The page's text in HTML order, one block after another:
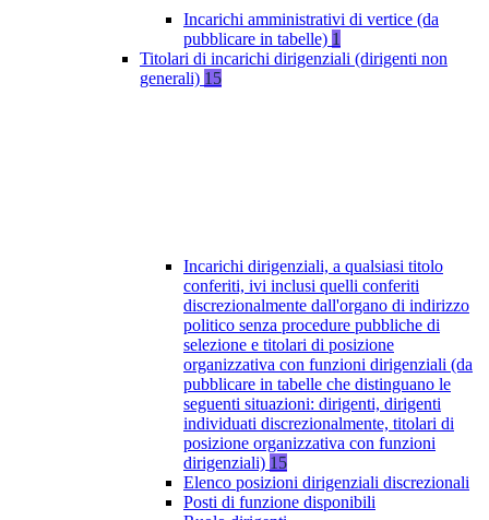
Incarichi amministrativi di vertice (da
pubblicare in tabelle) 1
Titolari di incarichi dirigenziali (dirigenti non
generali) 15
Incarichi dirigenziali, a qualsiasi titolo
conferiti, ivi inclusi quelli conferiti
discrezionalmente dall'organo di indirizzo
politico senza procedure pubbliche di
selezione e titolari di posizione
organizzativa con funzioni dirigenziali (da
pubblicare in tabelle che distinguano le
seguenti situazioni: dirigenti, dirigenti
individuati discrezionalmente, titolari di
posizione organizzativa con funzioni
dirigenziali) 15
Elenco posizioni dirigenziali discrezionali
Posti di funzione disponibili